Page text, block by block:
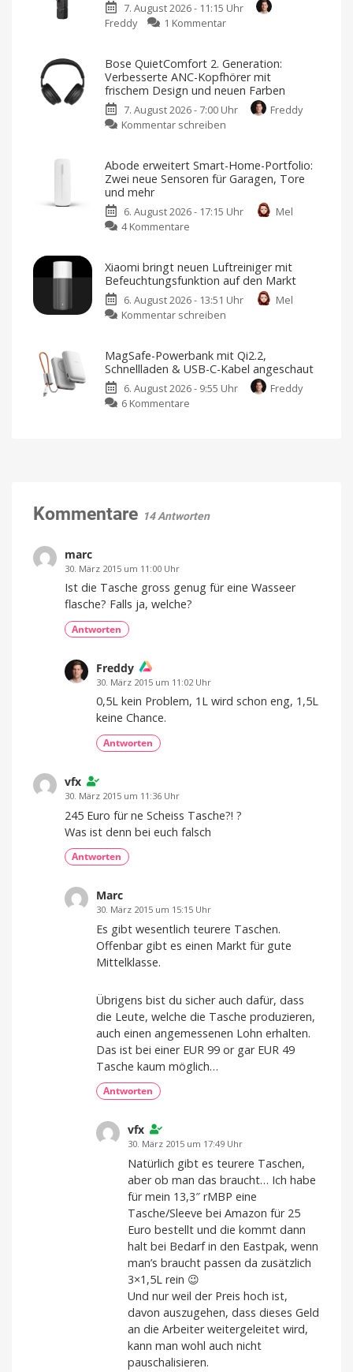
7. August 2026 - 11:15 Uhr
Freddy
1 Kommentarzu
ist
für
die
DJI
Nutzt
ihr
die
Bose QuietComfort 2. Generation:
Verbesserte ANC-Kopfhörer mit
frischem Design und neuen Farben
7. August 2026 - 7:00 Uhr
Freddy
Kommentar schreiben
2.
Generation:
Verbesserte
ANC-
frischem
Design
und
neuen
Euro
vorbestellen
Abode erweitert Smart-Home-Portfolio:
Zwei neue Sensoren für Garagen, Tore
und mehr
6. August 2026 - 17:15 Uhr
Mel
4 Kommentare
Smart-
Home-
Portfolio:
Zwei
für
Garagen,
Tore
Xiaomi bringt neuen Luftreiniger mit
Befeuchtungsfunktion auf den Markt
6. August 2026 - 13:51 Uhr
Mel
Kommentar schreiben
neuen
Luftreiniger
mit
MagSafe-Powerbank mit Qi2.2,
Schnellladen & USB-C-Kabel angeschaut
6. August 2026 - 9:55 Uhr
Freddy
6 Kommentare
C-
von
Lisen
Kommentare 14 Antworten
marc
30. März 2015 um 11:00 Uhr
Ist die Tasche gross genug für eine Wasseer
flasche? Falls ja, welche?
Antworten
Freddy
30. März 2015 um 11:02 Uhr
0,5L kein Problem, 1L wird schon eng, 1,5L
keine Chance.
Antworten
vfx
30. März 2015 um 11:36 Uhr
245 Euro für ne Scheiss Tasche?! ?
Was ist denn bei euch falsch
Antworten
Marc
30. März 2015 um 15:15 Uhr
Es gibt wesentlich teurere Taschen.
Offenbar gibt es einen Markt für gute
Mittelklasse.
Übrigens bist du sicher auch dafür, dass
die Leute, welche die Tasche produzieren,
auch einen angemessenen Lohn erhalten.
Das ist bei einer EUR 99 or gar EUR 49
Tasche kaum möglich…
Antworten
vfx
30. März 2015 um 17:49 Uhr
Natürlich gibt es teurere Taschen,
aber ob man das braucht… Ich habe
für mein 13,3″ rMBP eine
Tasche/Sleeve bei Amazon für 25
Euro bestellt und die kommt dann
halt bei Bedarf in den Eastpak, wenn
man’s braucht passen da zusätzlich
3×1,5L rein 😉
Und nur weil der Preis hoch ist,
davon auszugehen, dass dieses Geld
an die Arbeiter weitergeleitet wird,
kann man wohl auch nicht
pauschalisieren.